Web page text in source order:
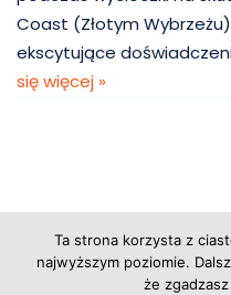
Coast (Złotym
ekscytujące
się więcej »
Copyright © 2026
Ta strona korzysta z
najwyższym poziomie.
że